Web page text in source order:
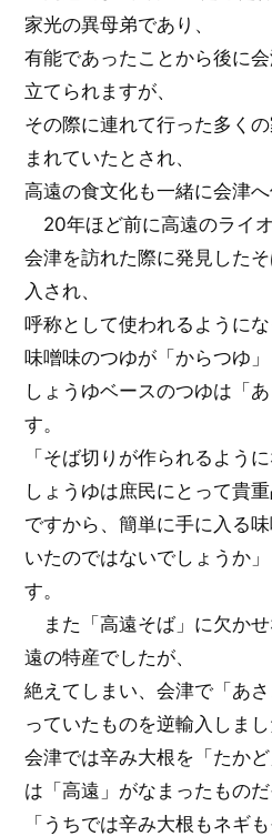
家光の異母弟であり、
有能であったことから後に
立てられますが、
その際に連れて行った多く
まれていたとされ、
高遠の食文化も一緒に会津へ
20年ほど前に高遠のライ
会津を訪れた際に発見した
入され、
呼称として使われるようにな
味噌味のつゆが「からつゆ」
しょうゆベースのつゆは「
す。
「そば切りが作られるよう
しょうゆは庶民にとって貴重
ですから、簡単に手に入る
いたのではないでしょうか
す。
また「高遠そば」に欠か
遠の特産でしたが、
絶えてしまい、会津で「あ
っていたものを逆輸入しまし
会津では辛み大根を「たか
は「高遠」がなまったものだ
「うちでは辛み大根もネギ